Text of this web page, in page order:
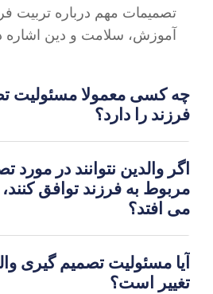
تصمیمات مهم درباره تربیت
آموزش، سلامت و دین اشاره
چه کسی معمولا مسئولیت
فرزند را دارد؟
اگر والدین نتوانند در مورد
مربوط به فرزند توافق
می افتد؟
آیا مسئولیت تصمیم گیری
تغییر است؟